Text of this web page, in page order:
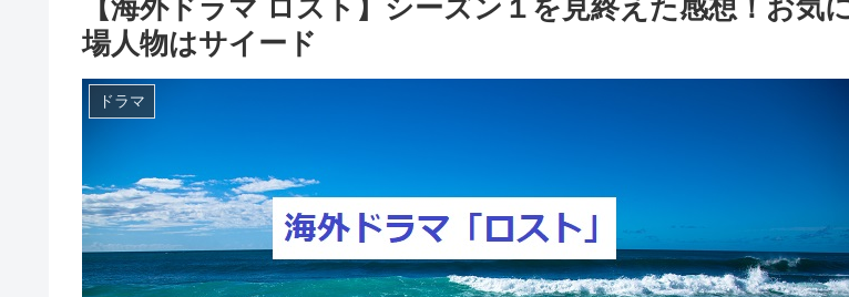
【海外ドラマ ロスト】シーズン１を見終えた感想！お気
場人物はサイード
ドラマ